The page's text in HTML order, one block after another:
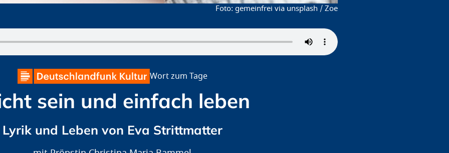
gemeinfrei via unsplash / Zoe
Wort zum Tage
sein und einfach leben
Lyrik und Leben von Eva Strittmatter